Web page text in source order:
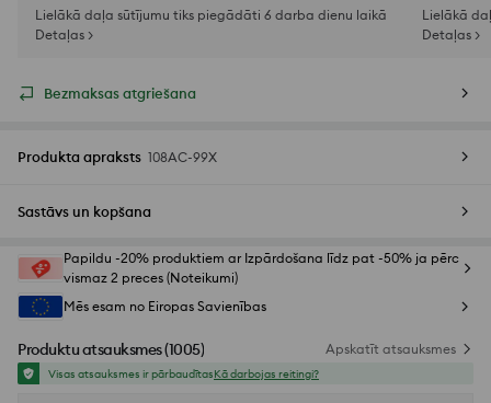
Lielākā daļa sūtījumu tiks piegādāti 6 darba dienu laikā
Detaļas >
Lielākā
Detaļas >
Bezmaksas atgriešana
Produkta apraksts 108AC-99X
Sastāvs un kopšana
Papildu -20% produktiem ar Izpārdošana līdz pat -50% ja pērc
vismaz 2 preces (Noteikumi)
Mēs esam no Eiropas Savienības
Produktu atsauksmes(1005) Apskatīt atsauksmes
Visas atsauksmes ir pārbaudītasKā darbojas reitingi?